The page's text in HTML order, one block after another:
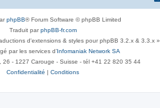
phpBB® Forum Software © phpBB Limited
Traduit parphpBB-fr.com
d'extensions & styles pour phpBB 3.2.x & 3.3.x »
par les services d’Infomaniak Network SA
26 - 1227 Carouge - Suisse - tél +41 22 820 35 44
Confidentialité | Conditions